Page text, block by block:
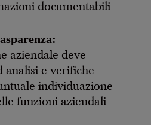
documentabili
aziendale deve
analisi e verifiche
individuazione
funzioni aziendali